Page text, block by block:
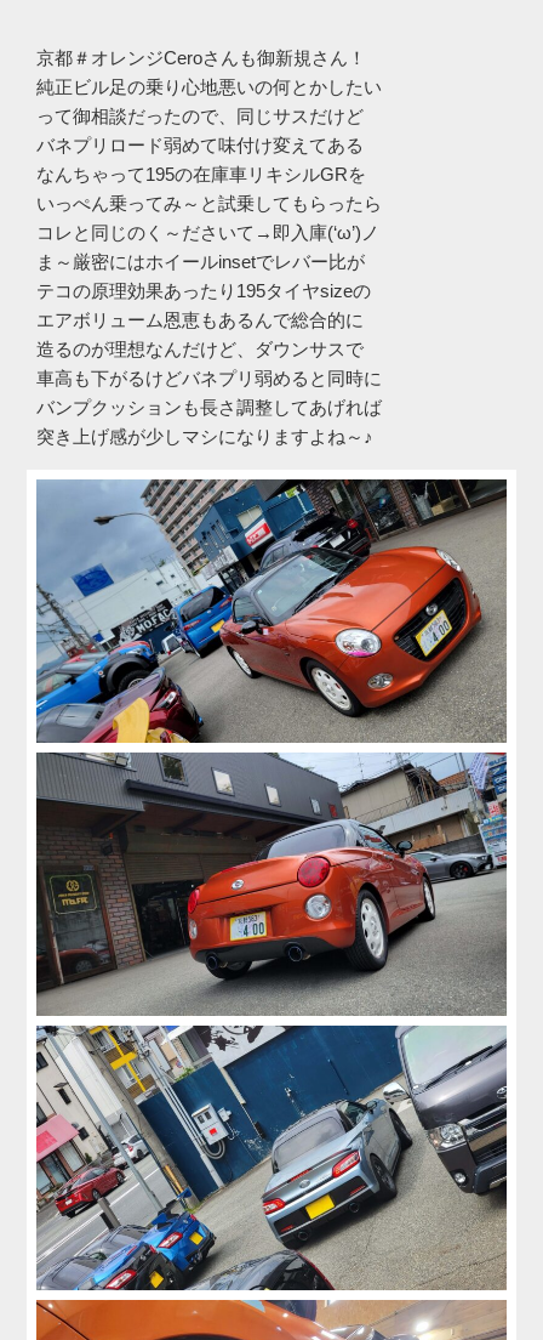
京都＃オレンジCeroさんも御新規さん！
純正ビル足の乗り心地悪いの何とかしたい
って御相談だったので、同じサスだけど
バネプリロード弱めて味付け変えてある
なんちゃって195の在庫車リキシルGRを
いっぺん乗ってみ～と試乗してもらったら
コレと同じのく～ださいて→即入庫(‘ω’)ノ
ま～厳密にはホイールinsetでレバー比が
テコの原理効果あったり195タイヤsizeの
エアボリューム恩恵もあるんで総合的に
造るのが理想なんだけど、ダウンサスで
車高も下がるけどバネプリ弱めると同時に
バンプクッションも長さ調整してあげれば
突き上げ感が少しマシになりますよね～♪